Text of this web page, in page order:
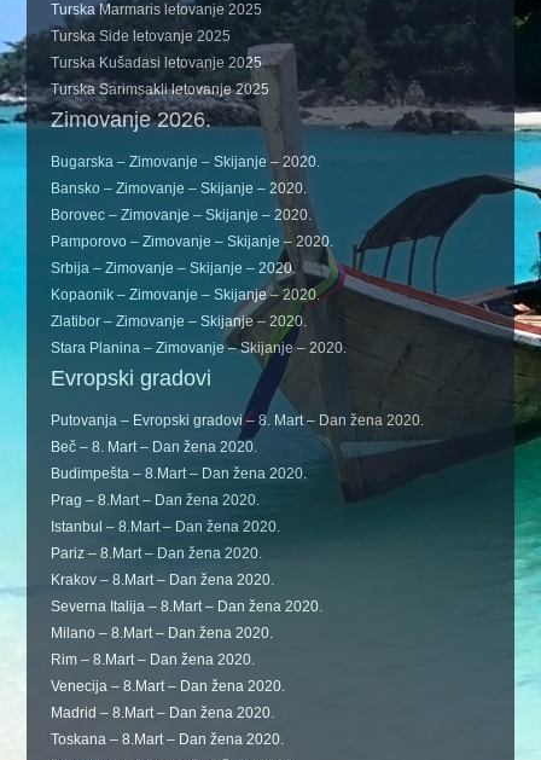
Turska Marmaris letovanje 2025
Turska Side letovanje 2025
Turska Kušadasi letovanje 2025
Turska Sarimsakli letovanje 2025
Zimovanje 2026.
Bugarska – Zimovanje – Skijanje – 2020.
Bansko – Zimovanje – Skijanje – 2020.
Borovec – Zimovanje – Skijanje – 2020.
Pamporovo – Zimovanje – Skijanje – 2020.
Srbija – Zimovanje – Skijanje – 2020.
Kopaonik – Zimovanje – Skijanje – 2020.
Zlatibor – Zimovanje – Skijanje – 2020.
Stara Planina – Zimovanje – Skijanje – 2020.
Evropski gradovi
Putovanja – Evropski gradovi – 8. Mart – Dan žena 2020.
Beč – 8. Mart – Dan žena 2020.
Budimpešta – 8.Mart – Dan žena 2020.
Prag – 8.Mart – Dan žena 2020.
Istanbul – 8.Mart – Dan žena 2020.
Pariz – 8.Mart – Dan žena 2020.
Krakov – 8.Mart – Dan žena 2020.
Severna Italija – 8.Mart – Dan žena 2020.
Milano – 8.Mart – Dan žena 2020.
Rim – 8.Mart – Dan žena 2020.
Venecija – 8.Mart – Dan žena 2020.
Madrid – 8.Mart – Dan žena 2020.
Toskana – 8.Mart – Dan žena 2020.